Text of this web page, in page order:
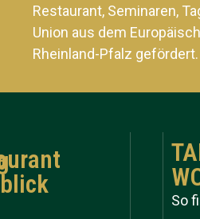
Restaurant, Seminaren,
Union aus dem
Rheinland-Pfalz gefördert.
So